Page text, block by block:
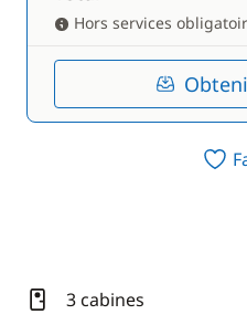
Hors services
3 cabines